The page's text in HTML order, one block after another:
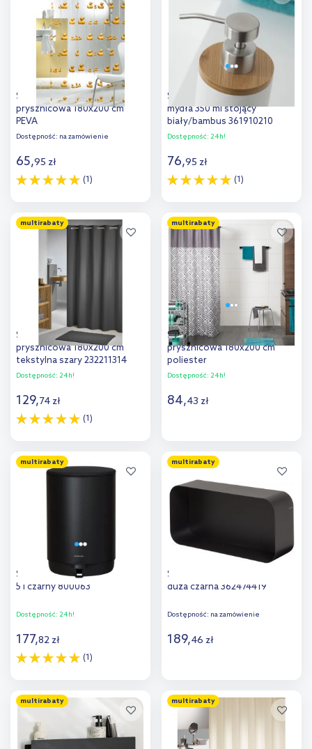
Sealskin Duchling zasłona
prysznicowa 180x200 cm
PEVA
transparentny/kaczuszki
Dostępność: na zamówienie
65,95 zł
(1)
Sealskin Grace dozownik do
mydła 350 ml stojący
biały/bambus 361910210
Dostępność: 24h!
76,95 zł
(1)
multirabaty
Sealskin Coloris zasłona
prysznicowa 180x200 cm
tekstylna szary 232211314
Dostępność: 24h!
129,74 zł
(1)
multirabaty
Sealskin Angoli zasłona
prysznicowa 180x200 cm
poliester
szary/geometryczny
Dostępność: 24h!
84,43 zł
multirabaty
Sealskin Mind kosz na śmieci
5 l czarny 800063
Dostępność: 24h!
177,82 zł
(1)
multirabaty
Sealskin Brix półka ścienna
duża czarna 362474419
Dostępność: na zamówienie
189,46 zł
multirabaty multirabaty